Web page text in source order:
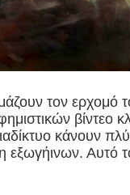
τον
βίντεο
κάνουν
εξωγήινων.